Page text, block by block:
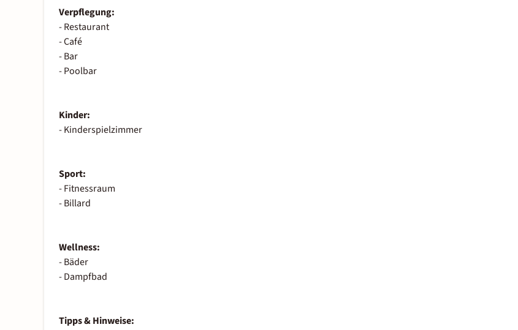
Verpflegung:
- Restaurant
- Café
- Bar
- Poolbar
Kinder:
- Kinderspielzimmer
Sport:
- Fitnessraum
- Billard
Wellness:
- Bäder
- Dampfbad
Tipps & Hinweise: